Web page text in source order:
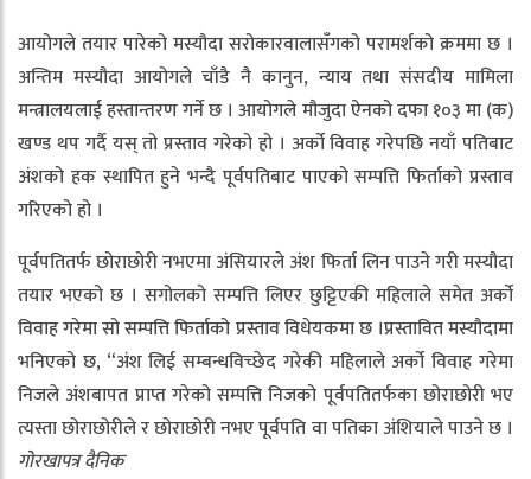
आयोगले तयार पारेको मस्यौदा सरोकारवालासँगको परामर्शको क्रममा छ ।
अन्तिम मस्यौदा आयोगले चाँडै नै कानुन, न्याय तथा संसदीय मामिला
मन्त्रालयलाई हस्तान्तरण गर्ने छ । आयोगले मौजुदा ऐनको दफा १०३ मा (क)
खण्ड थप गर्दै यस् तो प्रस्ताव गरेको हो । अर्को विवाह गरेपछि नयाँ पतिबाट
अंशको हक स्थापित हुने भन्दै पूर्वपतिबाट पाएको सम्पत्ति फिर्ताको प्रस्ताव
गरिएको हो ।
पूर्वपतितर्फ छोराछोरी नभएमा अंसियारले अंश फिर्ता लिन पाउने गरी मस्यौदा
तयार भएको छ । सगोलको सम्पत्ति लिएर छुट्टिएकी महिलाले समेत अर्को
विवाह गरेमा सो सम्पत्ति फिर्ताको प्रस्ताव विधेयकमा छ ।प्रस्तावित मस्यौदामा
भनिएको छ, “अंश लिई सम्बन्धविच्छेद गरेकी महिलाले अर्को विवाह गरेमा
निजले अंशबापत प्राप्त गरेको सम्पत्ति निजको पूर्वपतितर्फका छोराछोरी भए
त्यस्ता छोराछोरीले र छोराछोरी नभए पूर्वपति वा पतिका अंशियाले पाउने छ ।
गोरखापत्र दैनिक